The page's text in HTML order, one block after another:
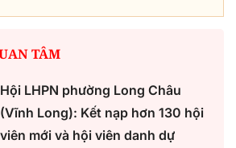
TÂM
Hội LHPN phường Long Châu
(Vĩnh Long): Kết nạp hơn 130 hội
viên mới và hội viên danh dự